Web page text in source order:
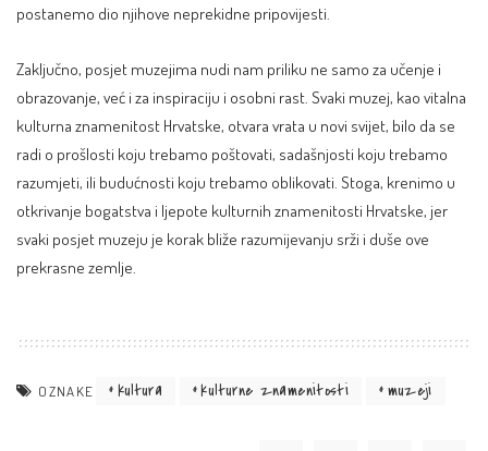
postanemo dio njihove neprekidne pripovijesti.
Zaključno, posjet muzejima nudi nam priliku ne samo za učenje i
obrazovanje, već i za inspiraciju i osobni rast. Svaki muzej, kao vitalna
kulturna znamenitost Hrvatske, otvara vrata u novi svijet, bilo da se
radi o prošlosti koju trebamo poštovati, sadašnjosti koju trebamo
razumjeti, ili budućnosti koju trebamo oblikovati. Stoga, krenimo u
otkrivanje bogatstva i ljepote kulturnih znamenitosti Hrvatske, jer
svaki posjet muzeju je korak bliže razumijevanju srži i duše ove
prekrasne zemlje.
OZNAKE kultura kulturne znamenitosti muzeji